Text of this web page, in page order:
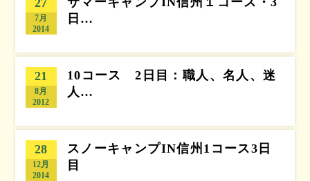
7月
2014
日…
21
8月
2012
10コース 2日目：職人、名人、迷
人…
28
12月
2014
スノーキャンプIN信州1コース3日
目